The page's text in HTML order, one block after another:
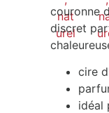
couronne
discret
cire
idéal